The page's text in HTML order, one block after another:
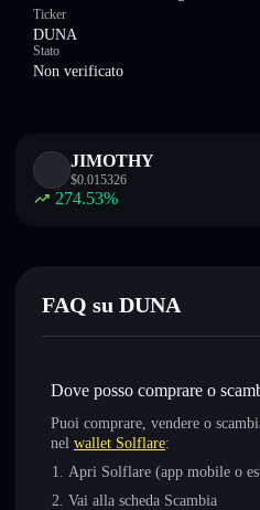
Ticker
DUNA
Stato
Non verificato
JIMOTHY
$0.015326
274.53%
FAQ su DUNA
Dove posso comprare o
Puoi comprare, vendere o
nel wallet Solflare:
Apri Solflare (app mobile o
Vai alla scheda Scambia